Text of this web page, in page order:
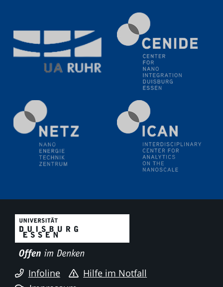
2D-MATURE Seminar Series
04.09.2025
Natural Water to H2
Electrochemical Tip-enhanced Raman spectroscopy---
liquid interfaces
09.09.2025
Colloquium IMPR SusMet
It's all about transitions - dealing sustainably and
reliably with critical metal oxides in simulations and
09.09.2025
It's all about transitions - dealing sustainably and
reliably with critical metal oxides in simulations and
technologies
09.09.2025
Colloquium IMPR SusMet
Infoline
Hilfe im Notfall